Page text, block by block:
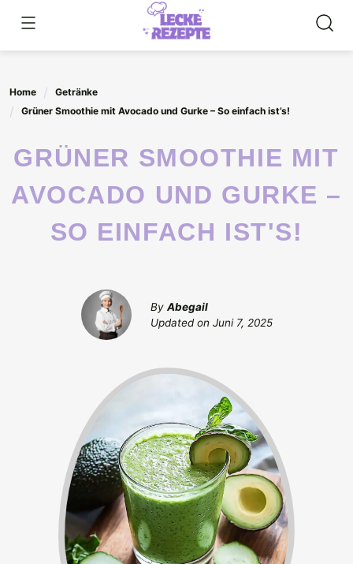
content
Home
Getränke
Grüner Smoothie mit Avocado und Gurke – So einfach ist’s!
GRÜNER SMOOTHIE MIT
AVOCADO UND GURKE –
SO EINFACH IST'S!
By Abegail
Updated on Juni 7, 2025